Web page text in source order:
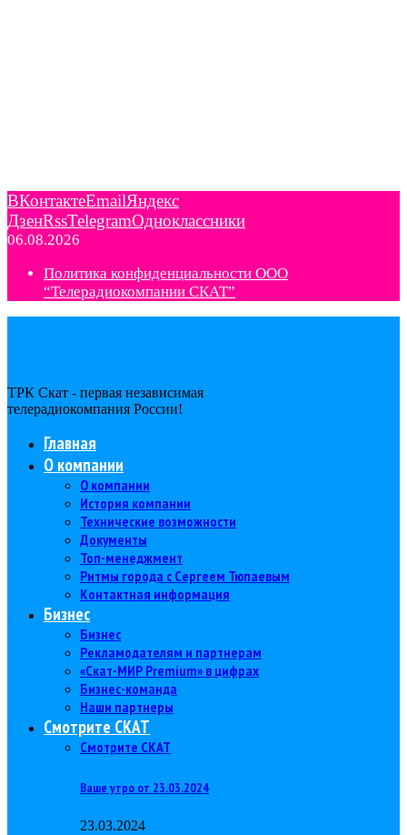
ВКонтактеEmailЯндекс
ДзенRssTelegramОдноклассники
06.08.2026
Политика конфиденциальности ООО
“Телерадиокомпании СКАТ”
ТРК Скат - первая независимая
телерадиокомпания Роcсии!
Главная
О компании
О компании
История компании
Технические возможности
Документы
Топ-менеджмент
Ритмы города с Сергеем Тюпаевым
Контактная информация
Бизнес
Бизнес
Рекламодателям и партнерам
«Скат-МИР Premium» в цифрах
Бизнес-команда
Наши партнеры
Смотрите СКАТ
Смотрите СКАТ
Ваше утро от 23.03.2024
23.03.2024